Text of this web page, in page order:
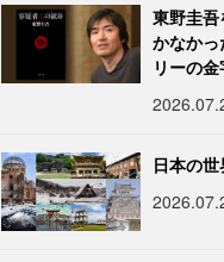
東野圭
かなか
リーの
日本の